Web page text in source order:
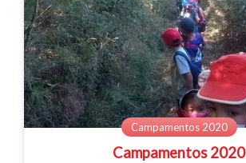
Campamentos 2020
Campamentos 2020